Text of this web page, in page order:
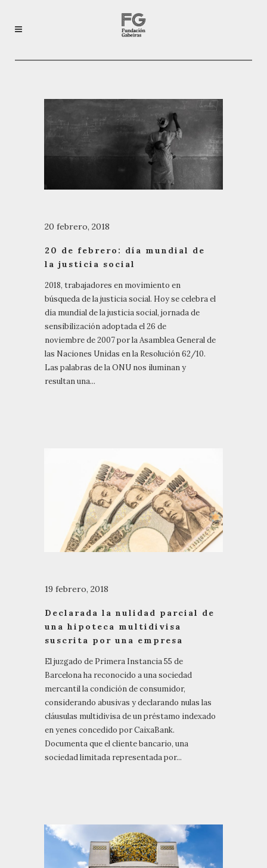
20 febrero, 2018
20 de febrero: día mundial de
la justicia social
2018, trabajadores en movimiento en
búsqueda de la justicia social. Hoy se celebra el
día mundial de la justicia social, jornada de
sensibilización adoptada el 26 de
noviembre de 2007 por la Asamblea General de
las Naciones Unidas en la Resolución 62/10.
Las palabras de la ONU nos iluminan y
resultan una...
19 febrero, 2018
Declarada la nulidad parcial de
una hipoteca multidivisa
suscrita por una empresa
El juzgado de Primera Instancia 55 de
Barcelona ha reconocido a una sociedad
mercantil la condición de consumidor,
considerando abusivas y declarando nulas las
cláusulas multidivisa de un préstamo indexado
en yenes concedido por CaixaBank.
Documenta que el cliente bancario, una
sociedad limitada representada por...